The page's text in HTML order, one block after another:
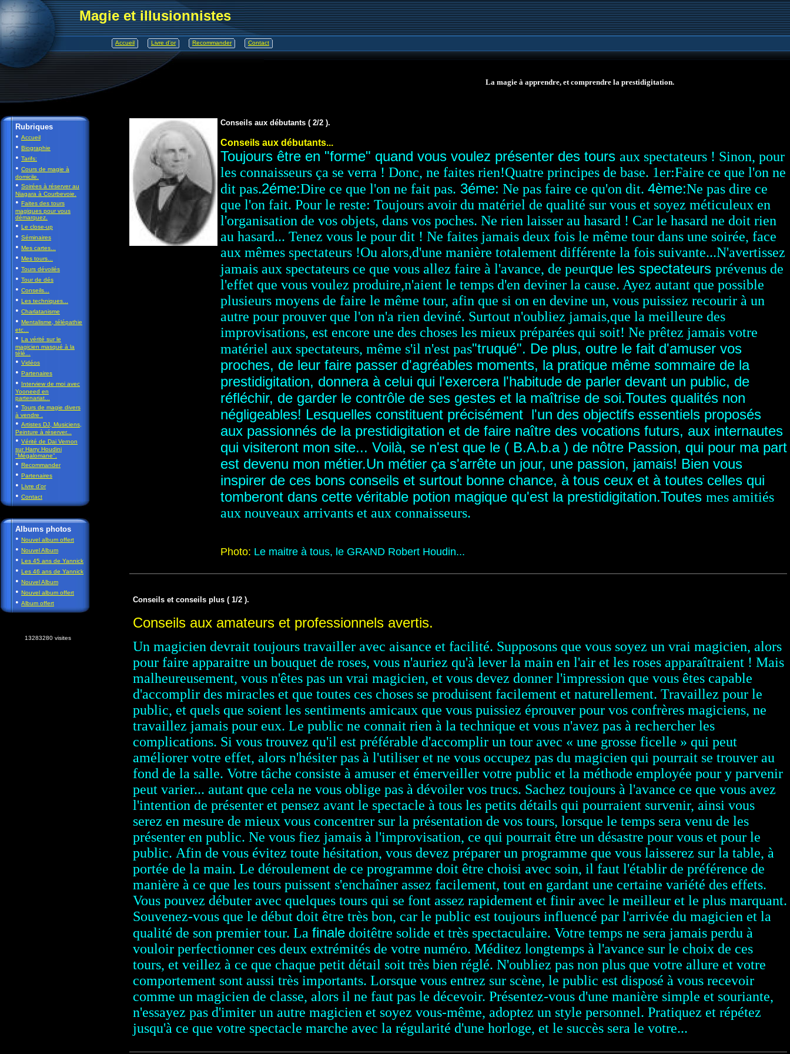
Magie et illusionnistes
Accueil Livre d'or Recommander Contact
La magie à apprendre, et comprendre la prestidigitation.
Rubriques
• Accueil
• Biographie
• Tarifs:
• Cours de magie à
domicile.
• Soirées à réserver au
Niagara à Courbevoie.
• Faites des tours
magiques pour vous
démarquez.
• Le close-up
• Séminaires
• Mes cartes...
• Mes tours...
• Tours dévoilés
• Tour de dés
• Conseils...
• Les techniques...
• Charlatanisme
• Mentalisme, télépathie
etc...
• La vérité sur le
magicien masqué à la
télé...
• Vidéos
• Partenaires
• Interview de moi avec
Yooneed en
partenariat...
• Tours de magie divers
à vendre .
• Artistes DJ, Musiciens,
Peinture à réserver...
• Vérité de Dai Vernon
sur Harry Houdini
"Mégalomane".
• Recommander
• Partenaires
• Livre d'or
• Contact
Albums photos
• Nouvel album offert
• Nouvel Album
• Les 45 ans de Yannick
• Les 46 ans de Yannick
• Nouvel Album
• Nouvel album offert
• Album offert
13283280 visites
Conseils aux débutants ( 2/2 ).
Conseils aux débutants...
Toujours être en "forme" quand vous voulez présenter des tours aux spectateurs ! Sinon, pour
les connaisseurs ça se verra ! Donc, ne faites rien!Quatre principes de base. 1er:Faire ce que l'on ne
dit pas.2éme:Dire ce que l'on ne fait pas. 3éme: Ne pas faire ce qu'on dit. 4ème:Ne pas dire ce
que l'on fait. Pour le reste: Toujours avoir du matériel de qualité sur vous et soyez méticuleux en
l'organisation de vos objets, dans vos poches. Ne rien laisser au hasard ! Car le hasard ne doit rien
au hasard... Tenez vous le pour dit ! Ne faites jamais deux fois le même tour dans une soirée, face
aux mêmes spectateurs !Ou alors,d'une manière totalement différente la fois suivante...N'avertissez
jamais aux spectateurs ce que vous allez faire à l'avance, de peurque les spectateurs prévenus de
l'effet que vous voulez produire,n'aient le temps d'en deviner la cause. Ayez autant que possible
plusieurs moyens de faire le même tour, afin que si on en devine un, vous puissiez recourir à un
autre pour prouver que l'on n'a rien deviné. Surtout n'oubliez jamais,que la meilleure des
improvisations, est encore une des choses les mieux préparées qui soit! Ne prêtez jamais votre
matériel aux spectateurs, même s'il n'est pas"truqué". De plus, outre le fait d'amuser vos
proches, de leur faire passer d'agréables moments, la pratique même sommaire de la
prestidigitation, donnera à celui qui l'exercera l'habitude de parler devant un public, de
réfléchir, de garder le contrôle de ses gestes et la maîtrise de soi.Toutes qualités non
négligeables! Lesquelles constituent précisément l'un des objectifs essentiels proposés
aux passionnés de la prestidigitation et de faire naître des vocations futurs, aux internautes
qui visiteront mon site... Voilà, se n'est que le ( B.A.b.a ) de nôtre Passion, qui pour ma part
est devenu mon métier.Un métier ça s'arrête un jour, une passion, jamais! Bien vous
inspirer de ces bons conseils et surtout bonne chance, à tous ceux et à toutes celles qui
tomberont dans cette véritable potion magique qu'est la prestidigitation.Toutes mes amitiés
aux nouveaux arrivants et aux connaisseurs.
Photo: Le maitre à tous, le GRAND Robert Houdin...
Conseils et conseils plus ( 1/2 ).
Conseils aux amateurs et professionnels avertis.
Un magicien devrait toujours travailler avec aisance et facilité. Supposons que vous soyez un vrai magicien, alors
pour faire apparaitre un bouquet de roses, vous n'auriez qu'à lever la main en l'air et les roses apparaîtraient ! Mais
malheureusement, vous n'êtes pas un vrai magicien, et vous devez donner l'impression que vous êtes capable
d'accomplir des miracles et que toutes ces choses se produisent facilement et naturellement. Travaillez pour le
public, et quels que soient les sentiments amicaux que vous puissiez éprouver pour vos confrères magiciens, ne
travaillez jamais pour eux. Le public ne connait rien à la technique et vous n'avez pas à rechercher les
complications. Si vous trouvez qu'il est préférable d'accomplir un tour avec « une grosse ficelle » qui peut
améliorer votre effet, alors n'hésiter pas à l'utiliser et ne vous occupez pas du magicien qui pourrait se trouver au
fond de la salle. Votre tâche consiste à amuser et émerveiller votre public et la méthode employée pour y parvenir
peut varier... autant que cela ne vous oblige pas à dévoiler vos trucs. Sachez toujours à l'avance ce que vous avez
l'intention de présenter et pensez avant le spectacle à tous les petits détails qui pourraient survenir, ainsi vous
serez en mesure de mieux vous concentrer sur la présentation de vos tours, lorsque le temps sera venu de les
présenter en public. Ne vous fiez jamais à l'improvisation, ce qui pourrait être un désastre pour vous et pour le
public. Afin de vous évitez toute hésitation, vous devez préparer un programme que vous laisserez sur la table, à
portée de la main. Le déroulement de ce programme doit être choisi avec soin, il faut l'établir de préférence de
manière à ce que les tours puissent s'enchaîner assez facilement, tout en gardant une certaine variété des effets.
Vous pouvez débuter avec quelques tours qui se font assez rapidement et finir avec le meilleur et le plus marquant.
Souvenez-vous que le début doit être très bon, car le public est toujours influencé par l'arrivée du magicien et la
qualité de son premier tour. La finale doitêtre solide et très spectaculaire. Votre temps ne sera jamais perdu à
vouloir perfectionner ces deux extrémités de votre numéro. Méditez longtemps à l'avance sur le choix de ces
tours, et veillez à ce que chaque petit détail soit très bien réglé. N'oubliez pas non plus que votre allure et votre
comportement sont aussi très importants. Lorsque vous entrez sur scène, le public est disposé à vous recevoir
comme un magicien de classe, alors il ne faut pas le décevoir. Présentez-vous d'une manière simple et souriante,
n'essayez pas d'imiter un autre magicien et soyez vous-même, adoptez un style personnel. Pratiquez et répétez
jusqu'à ce que votre spectacle marche avec la régularité d'une horloge, et le succès sera le votre...